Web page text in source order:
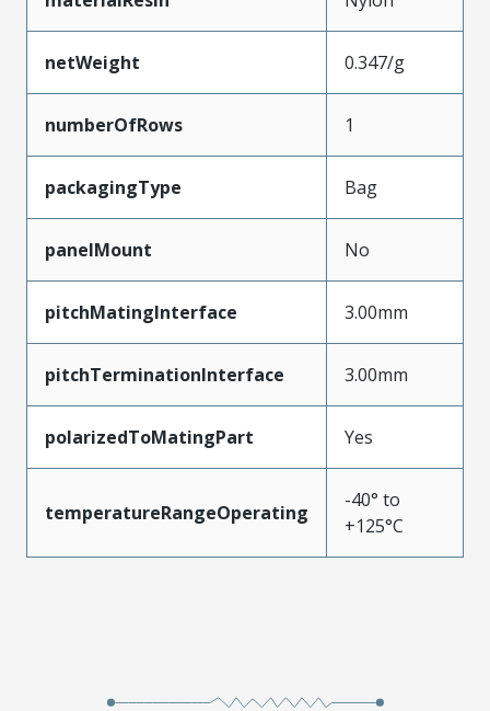
netWeight 0.347/g
numberOfRows 1
packagingType Bag
panelMount No
pitchMatingInterface 3.00mm
pitchTerminationInterface 3.00mm
polarizedToMatingPart Yes
temperatureRangeOperating
-40° to
+125°C